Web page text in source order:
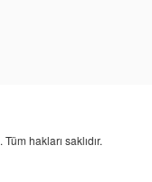
. Tüm hakları saklıdır.